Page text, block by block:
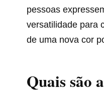
pessoas
versatilidade para
de uma nova cor
Quais são